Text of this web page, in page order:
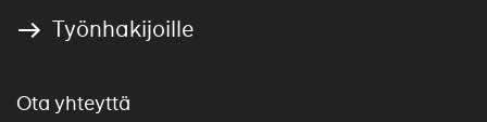
Työnhakijoille
Ota yhteyttä